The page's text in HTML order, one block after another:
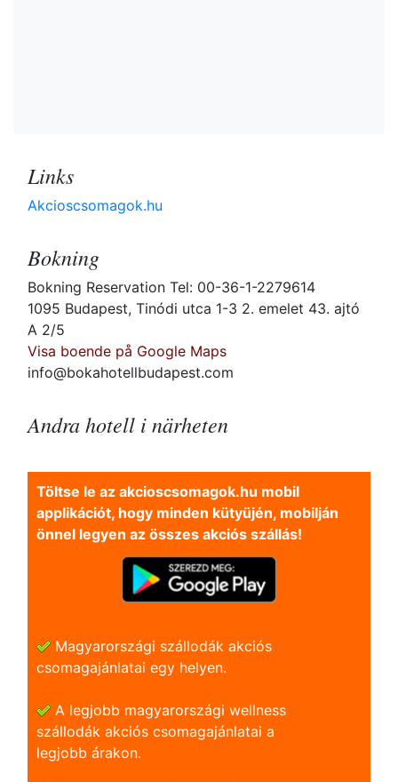
Links
Akcioscsomagok.hu
Bokning
Bokning Reservation Tel: 00-36-1-2279614
1095 Budapest, Tinódi utca 1-3 2. emelet 43. ajtó
A 2/5
Visa boende på Google Maps
info@bokahotellbudapest.com
Andra hotell i närheten
Töltse le az akcioscsomagok.hu mobil
applikációt, hogy minden kütyüjén, mobilján
önnel legyen az összes akciós szállás!
Magyarországi szállodák akciós
csomagajánlatai egy helyen.
A legjobb magyarországi wellness
szállodák akciós csomagajánlatai a
legjobb árakon.